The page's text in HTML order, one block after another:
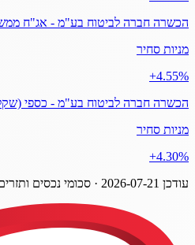
הכשרה חברה לביטוח בע"מ - אג"ח
מניות סחיר
‎+4.55%
הכשרה חברה לביטוח בע"מ - כספי
מניות סחיר
‎+4.30%
עודכן 2026-07-21 · סכומי נכסים